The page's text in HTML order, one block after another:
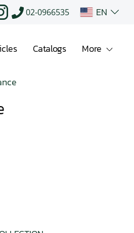
02-0966535 EN
Catalogs More